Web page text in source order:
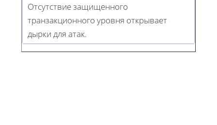
Отсутствие защищенного
транзакционного уровня открывает
дырки для атак.